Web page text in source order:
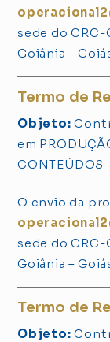
sede do CRC-
Goiânia –
Termo de
Objeto:
em
O envio da
sede do CRC-
Goiânia –
Termo de
Objeto: